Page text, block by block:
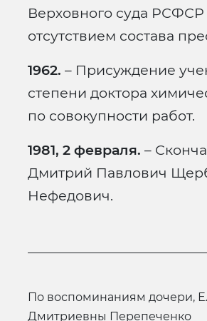
Верховного суда РСФСР
отсутствием состава
1962. – Присуждение
степени доктора
по совокупности работ.
1981, 2 февраля. –
Дмитрий Павлович
Нефедович.
по воспоминаниям дочери, Елизаветы
Дмитриевны Перепеченко